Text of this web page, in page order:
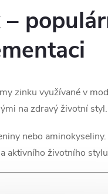
–
zinku využívané v
na zdravý životní styl.
nebo
aktivního životního